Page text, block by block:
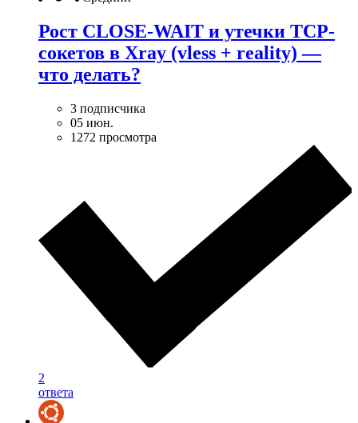
Рост CLOSE-WAIT и утечки TCP-
сокетов в Xray (vless + reality) —
что делать?
3 подписчика
05 июн.
1272 просмотра
2
ответа